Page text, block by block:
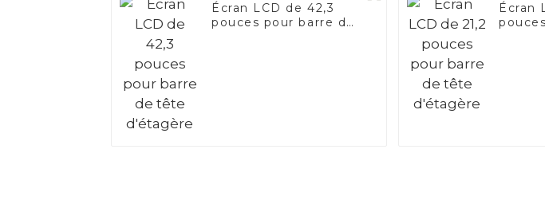
Écran LCD de 42,3
pouces pour barre de
Écran